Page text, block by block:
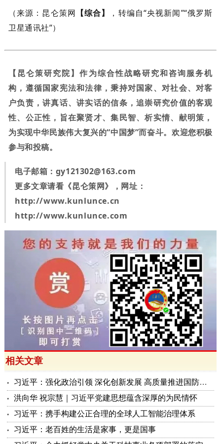
（来源：昆仑策网 【综合】
，转编自“央视新闻”“俄罗斯
卫星通讯社”）
【昆仑策研究院】作为综合性战略研究和咨询服务机
构，遵循国家宪法和法律，秉持对国家、对社会、对客
户负责，讲真话、讲实话的信条，追崇研究价值的客观
性、公正性，旨在聚贤才、集民智、析实情、献明策，
为实现中华民族伟大复兴的“中国梦”而奋斗。欢迎您积极
参与和投稿。
电子邮箱： gy121302@163.com
更多文章请看《昆仑策网》，网址：
http://www.kunlunce.cn
http://www.kunlunce.com
相关文章
习近平：强化政治引领 深化创新发展 高质量推进国防和军队现代化
洪向华 祝宗慧｜习近平党建思想蕴含深厚的为民情怀
习近平：携手构建公正合理的全球人工智能治理体系
习近平：老百姓的生活是家事，更是国事